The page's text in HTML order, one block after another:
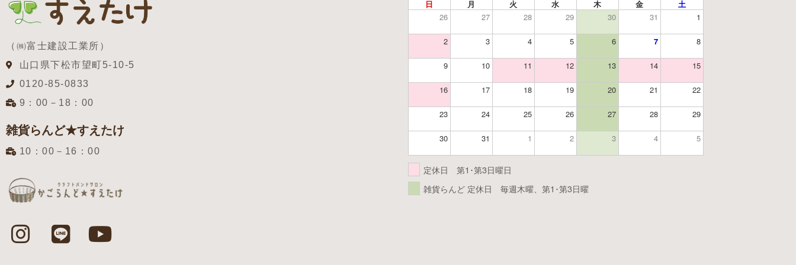
（㈱富士建設工業所）
山口県下松市望町5-10-5
0120-85-0833
9：00－18：00
雑貨らんど★すえたけ
10：00－16：00
日 月 火 水 木 金
土
26
27 28 29 30 31 1
2 3 4 5 6 7 8
9 10 11 12 13 14 15
16 17 18 19 20 21 22
23 24 25 26 27 28 29
30 31 1 2 3 4 5
定休日 第1･第3日曜日
雑貨らんど 定休日 毎週木曜、第1･第3日曜